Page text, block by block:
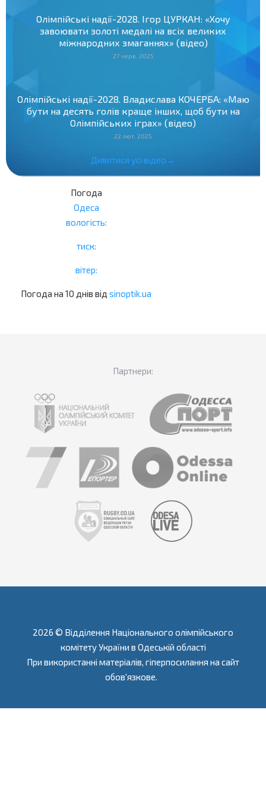
Олімпійські надії-2028. Ігор ЦУРКАН: «Хочу
завоювати золоті медалі на всіх великих
міжнародних змаганнях» (відео)
27 черв. 2025
Олімпійські надії-2028. Владислава КОЧЕРБА: «Маю
бути на десять голів краще інших, щоб бути на
Олімпійських іграх» (відео)
22 лют. 2025
Дивитися усі відео→
Погода
Одеса
вологість:
тиск:
вітер:
Погода на 10 днів від sinoptik.ua
Партнери:
2026 © Відділення Національного олімпійського
комітету України в Одеській області
При використанні матеріалів, гіперпосилання на сайт
обов'язкове.